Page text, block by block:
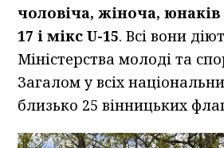
чоловіча, жіноча, юнаків
17 і міксU-15. Всі вони
Міністерства молоді та
Загалом у всіх
близько 25 вінницьких